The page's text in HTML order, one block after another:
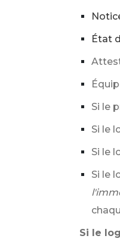
État
Si le
Si le
Si le
Si le
Si le